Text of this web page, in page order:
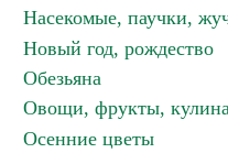
Насекомые, паучки,
Новый год, рождество
Обезьяна
Овощи, фрукты,
Осенние цветы